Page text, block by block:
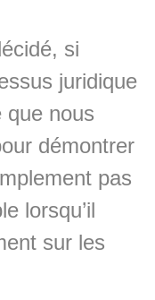
si
juridique
que nous
démontrer
pas
lorsqu’il
sur les